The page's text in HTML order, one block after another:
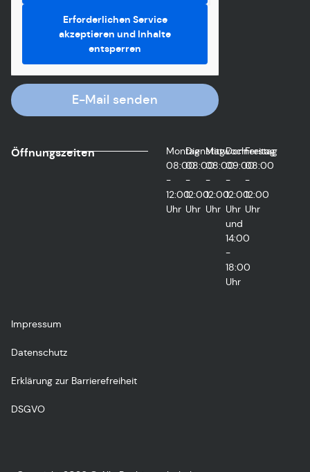
Erforderlichen Service
akzeptieren und Inhalte
entsperren
E-Mail senden
Öffnungszeiten
Montag
08:00
-
12:00
Uhr
Dienstag
08:00
-
12:00
Uhr
Mittwoch
08:00
-
12:00
Uhr
Donnerstag
09:00
-
12:00
Uhr
und
14:00
-
18:00
Uhr
Freitag
08:00
-
12:00
Uhr
Impressum
Datenschutz
Erklärung zur Barrierefreiheit
DSGVO